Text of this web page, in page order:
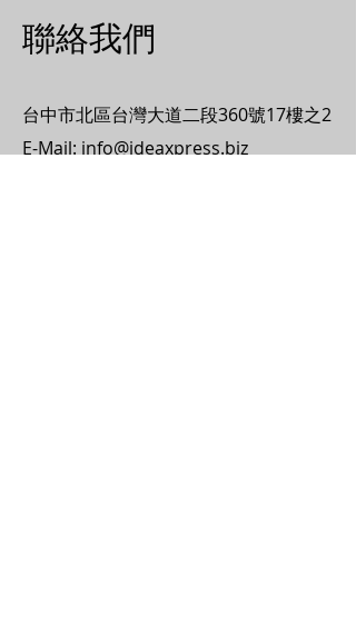
聯絡我們
​台中市北區台灣大道二段360號17樓之2
E-Mail: info@ideaxpress.biz